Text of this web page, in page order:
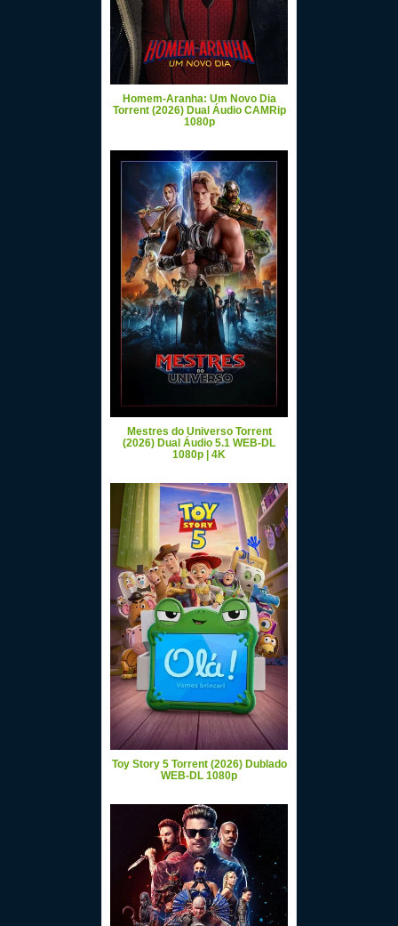
Homem-Aranha: Um Novo Dia
Torrent (2026) Dual Áudio CAMRip
1080p
Mestres do Universo Torrent
(2026) Dual Áudio 5.1 WEB-DL
1080p | 4K
Toy Story 5 Torrent (2026) Dublado
WEB-DL 1080p